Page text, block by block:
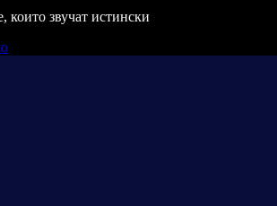
които звучат истински